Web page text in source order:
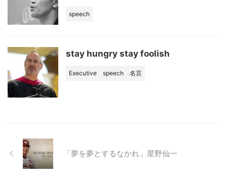
speech
stay hungry stay foolish
Executive speech 名言
「夢を夢とするなかれ」星野仙一